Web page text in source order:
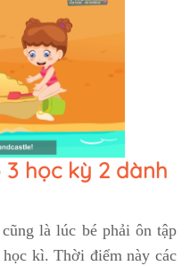
học kỳ 2 dành
là lúc bé phải ôn tập
kì. Thời điểm này các